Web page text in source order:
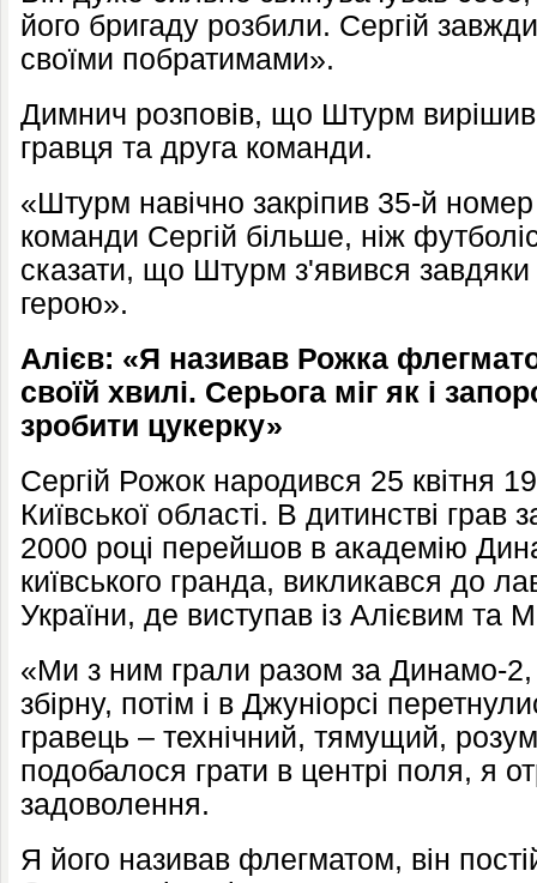
його бригаду розбили. Сергій завжди
своїми побратимами».
Димнич розповів, що Штурм
гравця та друга команди.
«Штурм навічно закріпив 35-й
команди Сергій більше, ніж
сказати, що Штурм з'явився
герою».
Алієв: «Я називав Рожка
своїй хвилі. Серьога міг як і
зробити цукерку»
Сергій Рожок народився 25 квітня
Київської області. В дитинстві грав
2000 році перейшов в академію
київського гранда, викликався до
України, де виступав із Алієвим та
«Ми з ним грали разом за Динамо-2,
збірну, потім і в Джуніорсі
гравець – технічний, тямущий,
подобалося грати в центрі поля, я
задоволення.
Я його називав флегматом, він